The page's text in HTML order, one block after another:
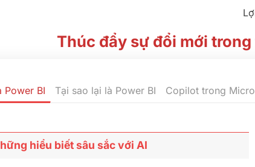
Thúc đẩy sự đổi mới
Power BI Tại sao lại là Power BI Copilot trong
hiểu biết sâu sắc với AI